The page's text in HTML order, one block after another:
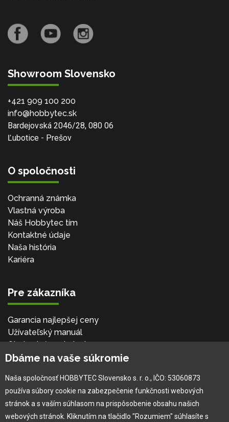
Showroom Slovensko
+421 909 100 200
info@hobbytec.sk
Bardejovská 2046/28, 080 06
Ľubotice - Prešov
O spoločnosti
Ochranná známka
Vlastná výroba
Náš Hobbytec tím
Kontaktné údaje
Naša história
Kariéra
Pre zákazníka
Garancia najlepšej ceny
Užívateľský manuál
Obchodné podmienky
Zákazník & partner
Novinky
Dbáme na vaše súkromie
Naša spoločnosť HOBBYTEC Slovensko s. r. o., IČO: 53060873
používa súbory cookie na zabezpečenie funkčnosti webových
stránok a s vaším súhlasom na prispôsobenie obsahu našich
webových stránok. Kliknutím na tlačidlo "Rozumiem" súhlasíte s